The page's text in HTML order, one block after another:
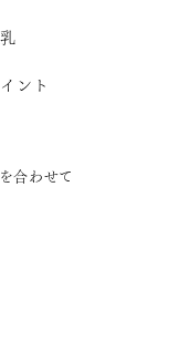
ント
合わせて